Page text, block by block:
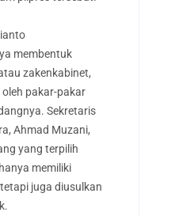
membentuk
zakenkabinet,
pakar-pakar
Sekretaris
Ahmad Muzani,
yang terpilih
memiliki
juga diusulkan